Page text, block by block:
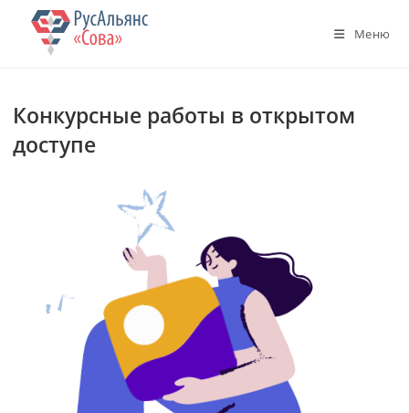
Перейти
содержимому
Меню
Конкурсные работы в открытом
доступе